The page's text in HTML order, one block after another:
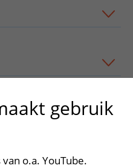
klik om te
om te openen
geholpen?
gebruik
o.a. YouTube.